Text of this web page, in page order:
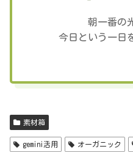
朝一番の
今日という一日
素材箱
gemini活用 オーガニック